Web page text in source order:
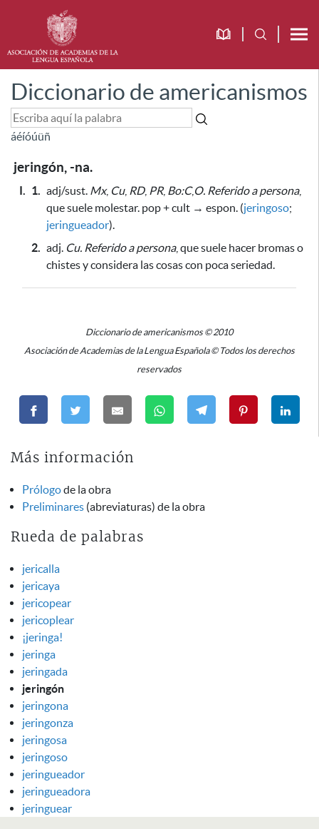
Diccionario de americanismos
áéíóúüñ
jeringón, -na.
I. 1. adj/sust. Mx, Cu, RD, PR, Bo:C,O. Referido a persona,
que suele molestar. pop + cult → espon. (jeringoso;
jeringueador).
2. adj. Cu. Referido a persona, que suele hacer bromas o
chistes y considera las cosas con poca seriedad.
Diccionario de americanismos © 2010
Asociación de Academias de la Lengua Española © Todos los derechos
reservados
Más información
Prólogode la obra
Preliminares (abreviaturas) de la obra
Rueda de palabras
jericalla
jericaya
jericopear
jericoplear
¡jeringa!
jeringa
jeringada
jeringón
jeringona
jeringonza
jeringosa
jeringoso
jeringueador
jeringueadora
jeringuear